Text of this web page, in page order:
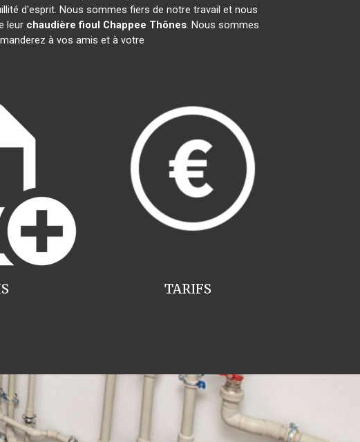
d'esprit. Nous sommes fiers de notre travail et nous
leur chaudière fioul Chappee Thônes. Nous sommes
à vos amis et à votre
TARIFS